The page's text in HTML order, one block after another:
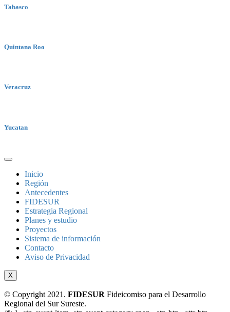
Tabasco
Quintana Roo
Veracruz
Yucatan
Inicio
Región
Antecedentes
FIDESUR
Estrategia Regional
Planes y estudio
Proyectos
Sistema de información
Contacto
Aviso de Privacidad
X
© Copyright 2021. FIDESUR Fideicomiso para el Desarrollo
Regional del Sur Sureste.